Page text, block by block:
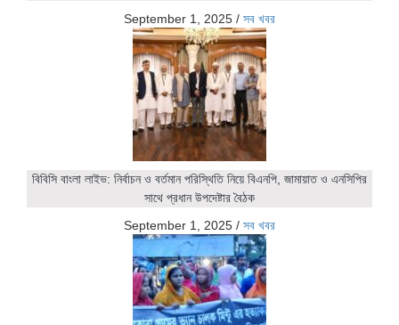
September 1, 2025 / সব খবর
বিবিসি বাংলা লাইভ: নির্বাচন ও বর্তমান পরিস্থিতি নিয়ে বিএনপি, জামায়াত ও এনসিপির
সাথে প্রধান উপদেষ্টার বৈঠক
September 1, 2025 / সব খবর